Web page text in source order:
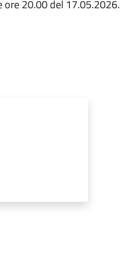
20.00 del 17.05.2026.